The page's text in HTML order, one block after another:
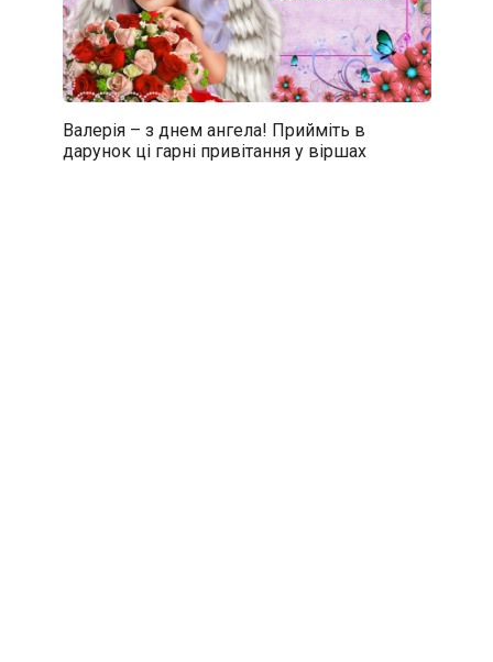
Валерія – з днем ангела! Прийміть в
дарунок ці гарні привітання у віршах